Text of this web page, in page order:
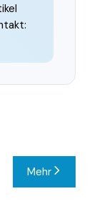
Mehr